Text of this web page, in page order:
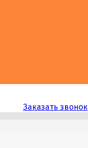
Заказать звонок